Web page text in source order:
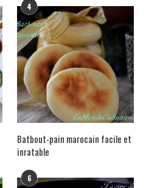
4
Batbout-pain marocain facile et
inratable
6